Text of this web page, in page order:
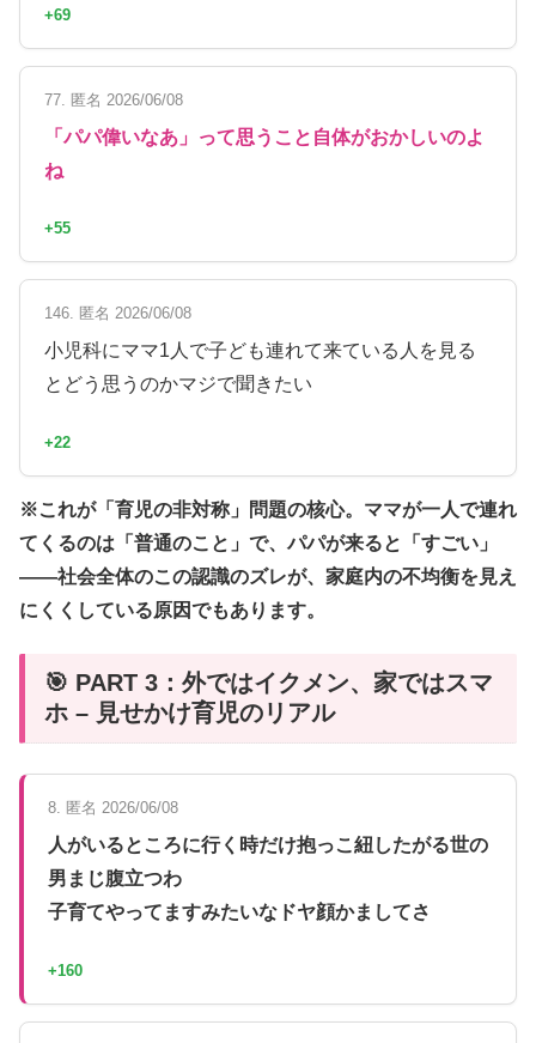
+69
77. 匿名 2026/06/08
「パパ偉いなあ」って思うこと自体がおかしいのよ
ね
+55
146. 匿名 2026/06/08
小児科にママ1人で子ども連れて来ている人を見る
とどう思うのかマジで聞きたい
+22
※これが「育児の非対称」問題の核心。ママが一人で連れ
てくるのは「普通のこと」で、パパが来ると「すごい」
——社会全体のこの認識のズレが、家庭内の不均衡を見え
にくくしている原因でもあります。
🎯 PART 3：外ではイクメン、家ではスマ
ホ – 見せかけ育児のリアル
8. 匿名 2026/06/08
人がいるところに行く時だけ抱っこ紐したがる世の
男まじ腹立つわ
子育てやってますみたいなドヤ顔かましてさ
+160